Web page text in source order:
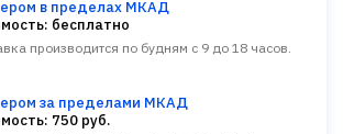
в пределах МКАД
бесплатно
производится по будням с 9 до 18 часов.
за пределами МКАД
750 руб.